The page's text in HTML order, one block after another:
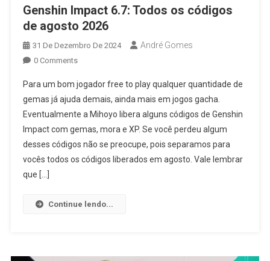
Genshin Impact 6.7: Todos os códigos
de agosto 2026
31 De Dezembro De 2024 André Gomes
0 Comments
Para um bom jogador free to play qualquer quantidade de
gemas já ajuda demais, ainda mais em jogos gacha.
Eventualmente a Mihoyo libera alguns códigos de Genshin
Impact com gemas, mora e XP. Se você perdeu algum
desses códigos não se preocupe, pois separamos para
vocês todos os códigos liberados em agosto. Vale lembrar
que […]
Continue lendo...